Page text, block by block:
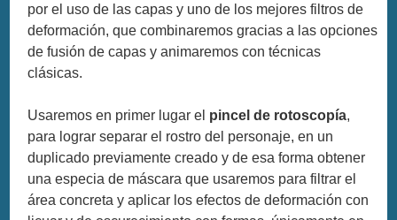
por el uso de las capas y uno de los mejores filtros de
deformación, que combinaremos gracias a las opciones
de fusión de capas y animaremos con técnicas
clásicas.
Usaremos en primer lugar el pincel de rotoscopía,
para lograr separar el rostro del personaje, en un
duplicado previamente creado y de esa forma obtener
una especia de máscara que usaremos para filtrar el
área concreta y aplicar los efectos de deformación con